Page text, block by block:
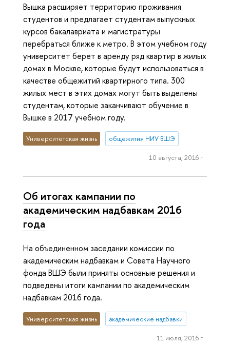
Вышка расширяет территорию проживания
студентов и предлагает студентам выпускных
курсов бакалавриата и магистратуры
перебраться ближе к метро. В этом учебном году
университет берет в аренду ряд квартир в жилых
домах в Москве, которые будут использоваться в
качестве общежитий квартирного типа. 300
жилых мест в этих домах могут быть выделены
студентам, которые заканчивают обучение в
Вышке в 2017 учебном году.
Университетская жизнь общежития НИУ ВШЭ
10 августа, 2016 г.
Об итогах кампании по
академическим надбавкам 2016
года
На объединенном заседании комиссии по
академическим надбавкам и Совета Научного
фонда ВШЭ были приняты основные решения и
подведены итоги кампании по академическим
надбавкам 2016 года.
Университетская жизнь академические надбавки
11 июля, 2016 г.